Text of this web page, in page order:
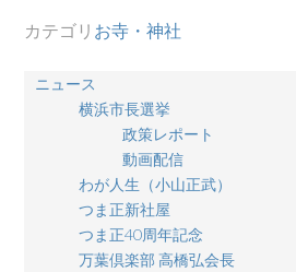
カテゴリ お寺・神社
ニュース
横浜市長選挙
政策レポート
動画配信
わが人生（小山正武）
つま正新社屋
つま正40周年記念
万葉倶楽部 高橋弘会長